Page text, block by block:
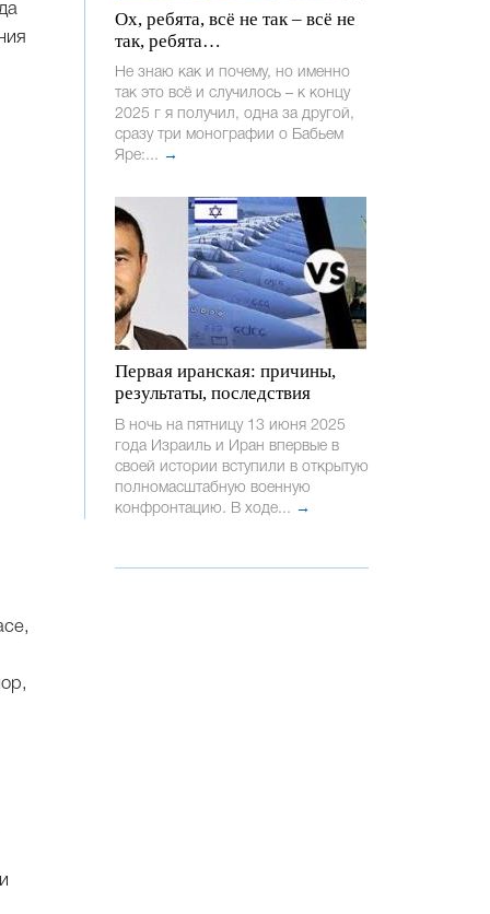
Ох, ребята, всё не так – всё не
так, ребята…
Не знаю как и почему, но именно
так это всё и случилось – к концу
2025 г я получил, одна за другой,
сразу три монографии о Бабьем
Яре:... →
Первая иранская: причины,
результаты, последствия
В ночь на пятницу 13 июня 2025
года Израиль и Иран впервые в
своей истории вступили в открытую
полномасштабную военную
конфронтацию. В ходе... →